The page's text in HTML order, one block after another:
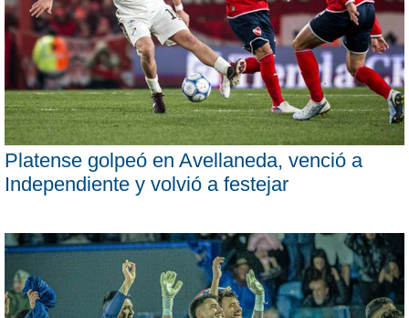
Platense golpeó en Avellaneda, venció a
Independiente y volvió a festejar